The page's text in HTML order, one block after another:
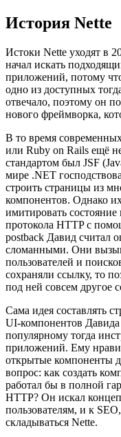
История Nette
Истоки Nette уходят в
начал искать
приложений, потому
одно из доступных
отвечало, поэтому он
нового фреймворка,
В то время
или Ruby on Rails ещё
стандартом был JSF
мире .NET
строить страницы из
компонентов. Однако
имитировать
протокола HTTP с
postback Давид считал
сломанными. Они
пользователей и
сохраняли ссылку, то
под ней совсем другое
Сама идея составлять
UI-компонентов Давида
популярному тогда
приложений. Ему
открытые компоненты
вопрос: как создать
работал бы в полной
HTTP? Он искал
пользователям, и к
складываться Nette.